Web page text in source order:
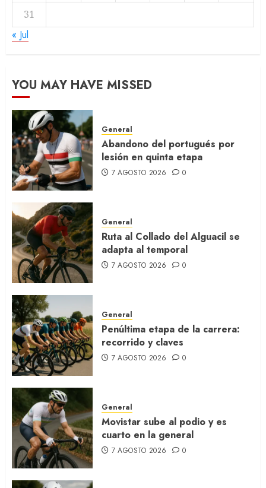
31
« Jul
YOU MAY HAVE MISSED
General
Abandono del portugués por
lesión en quinta etapa
7 AGOSTO 2026 0
General
Ruta al Collado del Alguacil se
adapta al temporal
7 AGOSTO 2026 0
General
Penúltima etapa de la carrera:
recorrido y claves
7 AGOSTO 2026 0
General
Movistar sube al podio y es
cuarto en la general
7 AGOSTO 2026 0